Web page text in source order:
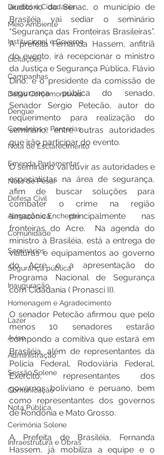
Direitos e Cidadania
Meio Ambiente
Institucional e Governo
Licitações
Campanhas
Datas Comemorativas
Dengue
Convênios e Parcerias
Nota de Esclarecimento
Emenda Parlamentar
Nota de Pesar
Defesa Civil
Alagação e Enchente
Comunidade
Seminários
Segurança pública
Inauguração
Homenagem e Agradecimento
Lazer
Aviso
Administração
Sessão Solene
Comunicação
Nota Pública
Cerimônia Solene
Infraestrutura e Obras
auditório do Senac, o município de
Brasiléia vai sediar o seminário
“Segurança das Fronteiras Brasileiras”.
A prefeita Fernanda Hassem, anfitriã
do evento, irá recepcionar o ministro
da Justiça e Segurança Pública, Flávio
Dino, e o presidente da comissão de
segurança pública do senado,
Senador Sergio Petecão, autor do
requerimento para realização do
seminário, entre outras autoridades
que irão participar do evento.
O seminário vai ouvir as autoridades e
especialistas na área de segurança,
afim de buscar soluções para
combater o crime na região
amazônica, principalmente nas
fronteiras do Acre.  Na agenda do
ministro à Brasiléia, está a entrega de
viaturas e equipamentos ao governo
do Acre e a apresentação do
Programa Nacional de Segurança
com Cidadania ( Pronasci II).
O senador Petecão afirmou que pelo
menos 10 senadores estarão
compondo a comitiva que estará em
Brasiléia, além de representantes da
Polícia Federal, Rodoviária Federal,
Exército, representantes dos
governos boliviano e peruano, bem
como representantes dos governos
de Rondônia e Mato Grosso.
A Prefeita de Brasiléia, Fernanda
Hassem, já mobiliza a equipe e o